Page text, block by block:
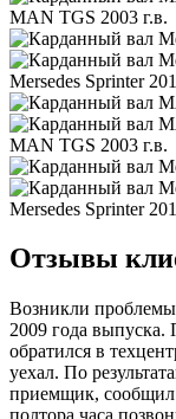
MAN TGS 2003 г.в.
Mersedes Sprinter
MAN TGS 2003 г.в.
Mersedes Sprinter
Отзывы
Возникли
2009 года выпуска.
обратился в
уехал. По
приемщик, сообщил